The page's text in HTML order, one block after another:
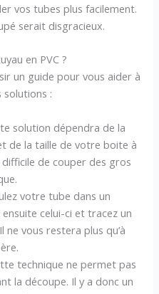
vos tubes plus facilement.
serait disgracieux.
en PVC ?
un guide pour vous aider à
:
solution dépendra de la
de la taille de votre boite à
de couper des gros
votre tube dans un
celui-ci et tracez un
vous restera plus qu’à
technique ne permet pas
la découpe. Il y a donc un